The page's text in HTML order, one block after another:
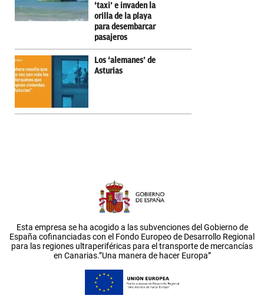
‘taxi’ e invaden la
orilla de la playa
para desembarcar
pasajeros
Los ‘alemanes’ de
Asturias
Esta empresa se ha acogido a las subvenciones del Gobierno de
España cofinanciadas con el Fondo Europeo de Desarrollo Regional
para las regiones ultraperiféricas para el transporte de mercancías
en Canarias.”Una manera de hacer Europa”